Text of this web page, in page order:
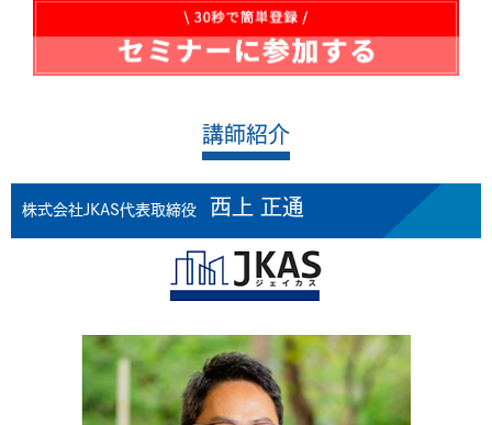
講師紹介
株式会社JKAS代表取締役 西上 正通